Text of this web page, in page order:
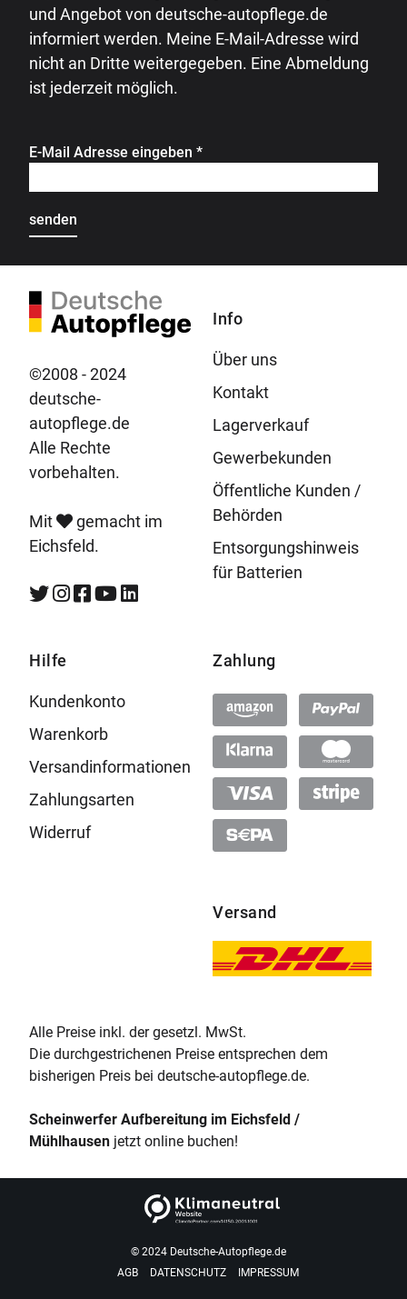
und Angebot von deutsche-autopflege.de
informiert werden. Meine E-Mail-Adresse wird
nicht an Dritte weitergegeben. Eine Abmeldung
ist jederzeit möglich.
E-Mail Adresse eingeben*
©2008 - 2024
deutsche-
autopflege.de
Alle Rechte
vorbehalten.
Mit
gemacht im
Eichsfeld.
Info
Über uns
Kontakt
Lagerverkauf
Gewerbekunden
Öffentliche Kunden /
Behörden
Entsorgungshinweis
für Batterien
Hilfe
Kundenkonto
Warenkorb
Versandinformationen
Zahlungsarten
Widerruf
Zahlung
Versand
Alle Preise inkl. der gesetzl. MwSt.
Die durchgestrichenen Preise entsprechen dem
bisherigen Preis bei deutsche-autopflege.de.
Scheinwerfer Aufbereitung im Eichsfeld /
Mühlhausen jetzt online buchen!
© 2024 Deutsche-Autopflege.de
AGB
DATENSCHUTZ IMPRESSUM